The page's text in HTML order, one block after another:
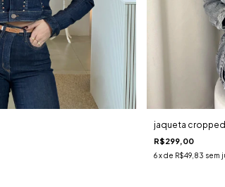
jaqueta
R$299,00
6 x de R$49,83 sem